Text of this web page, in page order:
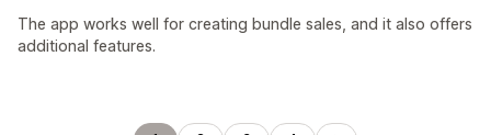
The app works well for creating bundle sales, and it also offers
additional features.